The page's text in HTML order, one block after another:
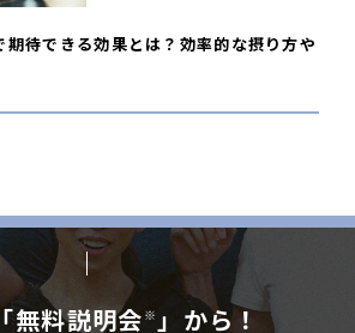
期待できる効果とは？効率的な摂り方や
無料説明会 ※ 」から！